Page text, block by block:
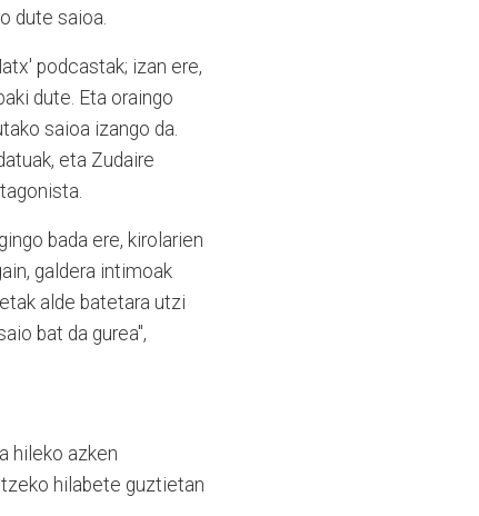
dute saioa.
podcastak; izan ere,
dute. Eta oraingo
saioa izango da.
eta Zudaire
bada ere, kirolarien
galdera intimoak
alde batetara utzi
bat da gurea",
hileko azken
hilabete guztietan